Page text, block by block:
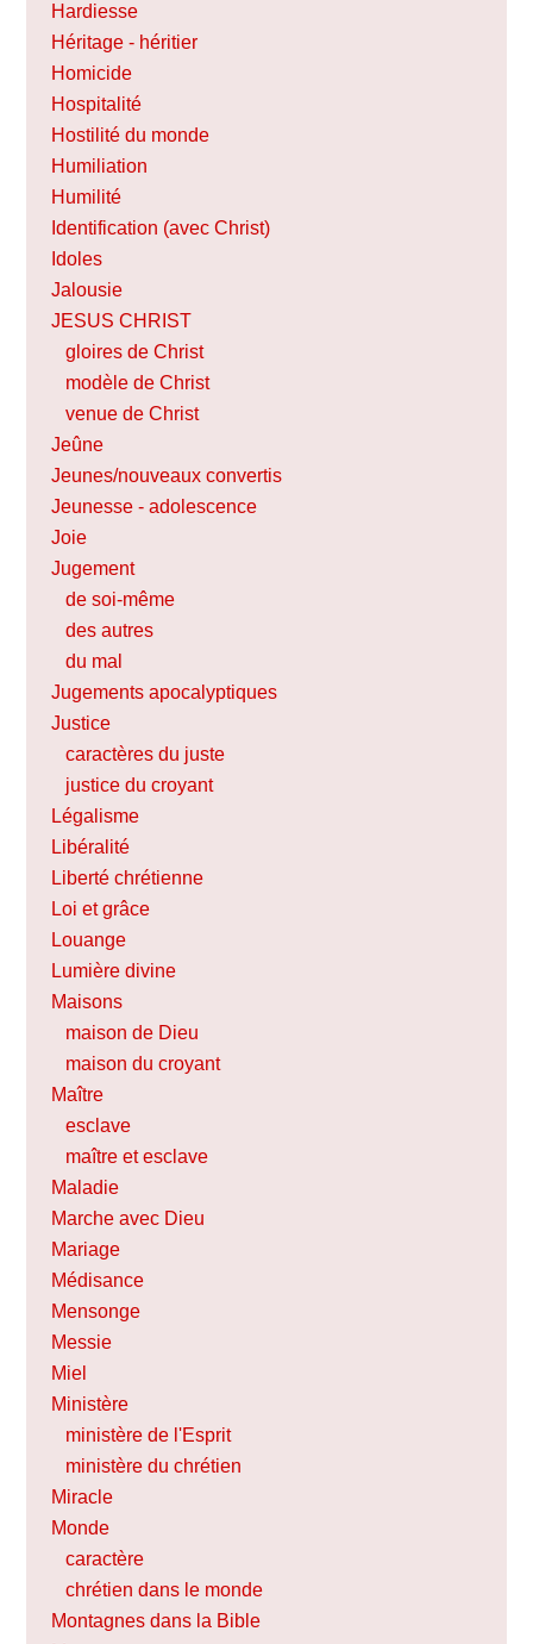
Hardiesse
Héritage - héritier
Homicide
Hospitalité
Hostilité du monde
Humiliation
Humilité
Identification (avec Christ)
Idoles
Jalousie
JESUS CHRIST
gloires de Christ
modèle de Christ
venue de Christ
Jeûne
Jeunes/nouveaux convertis
Jeunesse - adolescence
Joie
Jugement
de soi-même
des autres
du mal
Jugements apocalyptiques
Justice
caractères du juste
justice du croyant
Légalisme
Libéralité
Liberté chrétienne
Loi et grâce
Louange
Lumière divine
Maisons
maison de Dieu
maison du croyant
Maître
esclave
maître et esclave
Maladie
Marche avec Dieu
Mariage
Médisance
Mensonge
Messie
Miel
Ministère
ministère de l'Esprit
ministère du chrétien
Miracle
Monde
caractère
chrétien dans le monde
Montagnes dans la Bible